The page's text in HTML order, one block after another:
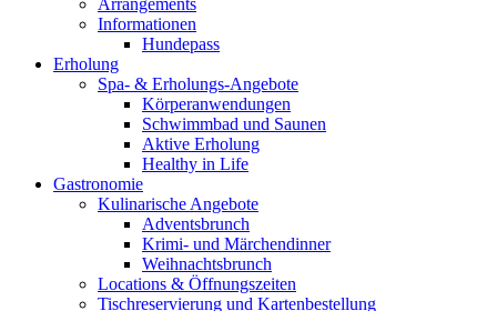
Informationen
Hundepass
Erholung
Spa- & Erholungs-Angebote
Körperanwendungen
Schwimmbad und Saunen
Aktive Erholung
Healthy in Life
Gastronomie
Kulinarische Angebote
Adventsbrunch
Krimi- und Märchendinner
Weihnachtsbrunch
Locations & Öffnungszeiten
Tischreservierung und Kartenbestellung